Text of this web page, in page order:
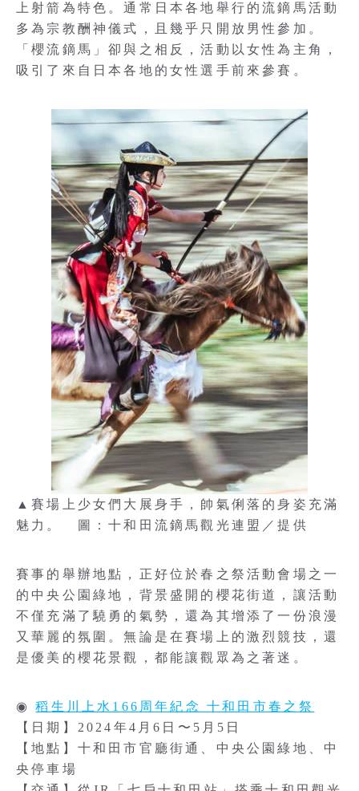
上射箭為特色。通常日本各地舉行的流鏑馬活動
多為宗教酬神儀式，且幾乎只開放男性參加。
「櫻流鏑馬」卻與之相反，活動以女性為主角，
吸引了來自日本各地的女性選手前來參賽。
▲賽場上少女們大展身手，帥氣俐落的身姿充滿
魅力。 圖：十和田流鏑馬觀光連盟／提供
賽事的舉辦地點，正好位於春之祭活動會場之一
的中央公園綠地，背景盛開的櫻花街道，讓活動
不僅充滿了驍勇的氣勢，還為其增添了一份浪漫
又華麗的氛圍。無論是在賽場上的激烈競技，還
是優美的櫻花景觀，都能讓觀眾為之著迷。
◉稻生川上水166周年紀念 十和田市春之祭
【日期】2024年4月6日〜5月5日
【地點】十和田市官廳街通、中央公園綠地、中
央停車場